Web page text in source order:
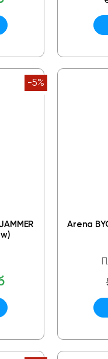
-5%
Arena